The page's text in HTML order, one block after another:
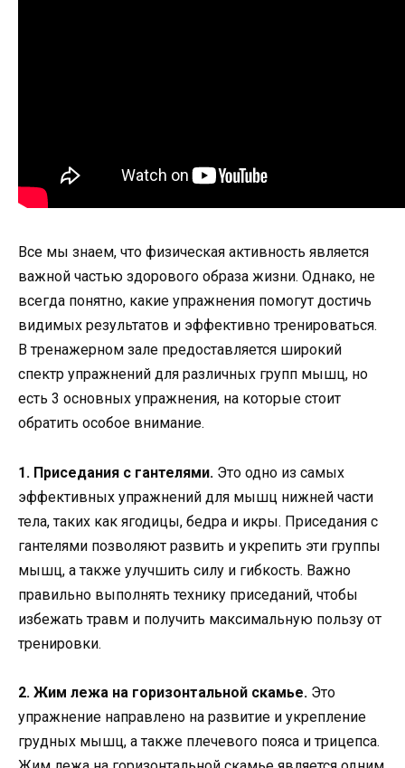
Все мы знаем, что физическая активность является
важной частью здорового образа жизни. Однако, не
всегда понятно, какие упражнения помогут достичь
видимых результатов и эффективно тренироваться.
В тренажерном зале предоставляется широкий
спектр упражнений для различных групп мышц, но
есть 3 основных упражнения, на которые стоит
обратить особое внимание.
1. Приседания с гантелями. Это одно из самых
эффективных упражнений для мышц нижней части
тела, таких как ягодицы, бедра и икры. Приседания с
гантелями позволяют развить и укрепить эти группы
мышц, а также улучшить силу и гибкость. Важно
правильно выполнять технику приседаний, чтобы
избежать травм и получить максимальную пользу от
тренировки.
2. Жим лежа на горизонтальной скамье. Это
упражнение направлено на развитие и укрепление
грудных мышц, а также плечевого пояса и трицепса.